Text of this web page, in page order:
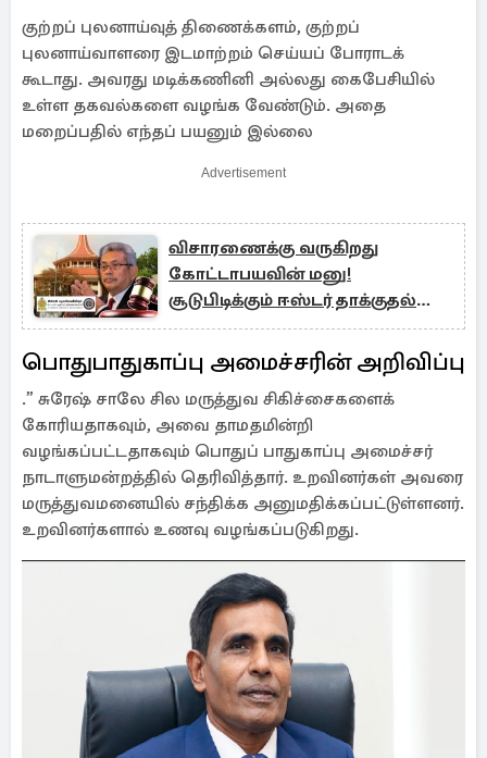
குற்றப் புலனாய்வுத் திணைக்களம், குற்றப்
புலனாய்வாளரை இடமாற்றம் செய்யப் போராடக்
கூடாது. அவரது மடிக்கணினி அல்லது கைபேசியில்
உள்ள தகவல்களை வழங்க வேண்டும். அதை
மறைப்பதில் எந்தப் பயனும் இல்லை
Advertisement
விசாரணைக்கு வருகிறது
கோட்டாபயவின் மனு!
சூடுபிடிக்கும் ஈஸ்டர் தாக்குதல்
விவகாரம்
பொதுபாதுகாப்பு அமைச்சரின் அறிவிப்பு
.” சுரேஷ் சாலே சில மருத்துவ சிகிச்சைகளைக்
கோரியதாகவும், அவை தாமதமின்றி
வழங்கப்பட்டதாகவும் பொதுப் பாதுகாப்பு அமைச்சர்
நாடாளுமன்றத்தில் தெரிவித்தார். உறவினர்கள் அவரை
மருத்துவமனையில் சந்திக்க அனுமதிக்கப்பட்டுள்ளனர்.
உறவினர்களால் உணவு வழங்கப்படுகிறது.